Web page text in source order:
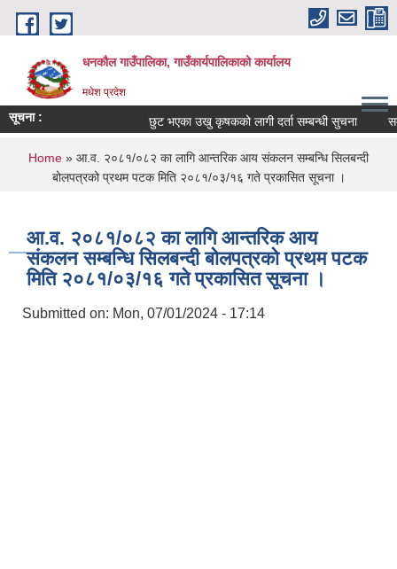
Skip to main content
धनकौल गाउँपालिका, गाउँकार्यपालिकाको कार्यालय
मधेश प्रदेश
सूचना : छुट भएका उखु कृषकको लागी दर्ता सम्बन्धी सुचना
You are here
Home » आ.व. २०८१/०८२ का लागि आन्तरिक आय संकलन सम्बन्धि सिलबन्दी
बोलपत्रको प्रथम पटक मिति २०८१/०३/१६ गते प्रकासित सूचना ।
आ.व. २०८१/०८२ का लागि आन्तरिक आय
संकलन सम्बन्धि सिलबन्दी बोलपत्रको प्रथम पटक
मिति २०८१/०३/१६ गते प्रकासित सूचना ।
Submitted on: Mon, 07/01/2024 - 17:14